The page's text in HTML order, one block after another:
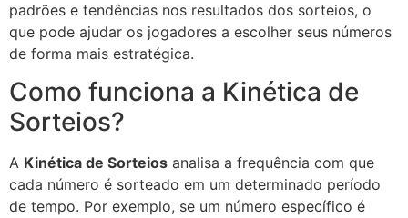
padrões e tendências nos resultados dos sorteios, o
que pode ajudar os jogadores a escolher seus números
de forma mais estratégica.
Como funciona a Kinética de
Sorteios?
A Kinética de Sorteios analisa a frequência com que
cada número é sorteado em um determinado período
de tempo. Por exemplo, se um número específico é